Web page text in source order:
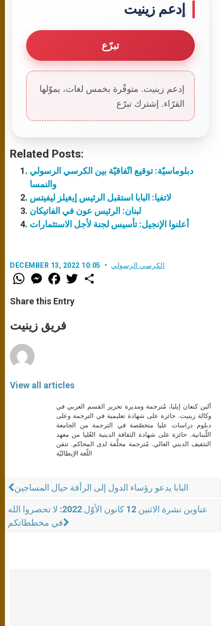
إدعم زينيت
تبرّع
إدعم زينيت. متوفّرة بخمس لغات، يموّلها
القرّاء. إشترك تبرّع
Related Posts:
دبلوماسيّة: توقيع اتّفاقيّة بين الكرسي الرسولي
والنمسا
لاتفيا: البابا استقبل الرئيس إيغيلز ليفيتس
لبنان: الرئيس عون في الفاتيكان
أعلنوا الإنجيل: تأسيس لجنة لأجل الاستثمارات
DECEMBER 13, 2022 10:05 الكرسي الرسولي
W
h
t
s
p
p
M
e
s
e
g
e
F
a
e
b
o
k
w
Share this Entry
فريق زينيت
View all articles
ألين كنعان إيليا، مُترجمة ومديرة تحرير القسم العربي في
وكالة زينيت. حائزة على شهادة تعليمية في الترجمة وعلى
دبلوم دراسات عليا متخصّصة في الترجمة من الجامعة
اللّبنانية. حائزة على شهادة الثقافة الدينية العُليا من معهد
التثقيف الديني العالي. مُترجمة محلَّفة لدى المحاكم. تتقن
اللّغة الإيطاليّة
البابا يدعو رؤساء الدول إلى الرأفة حيال المساجين
عناوين نشرة الاثنين 12 كانون الأوّل 2022: لا تحصروا الله
في مخططاتكم